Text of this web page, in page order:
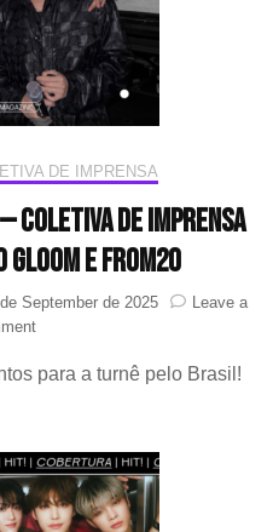
São
Paulo
DE IMPRENSA
Coletiva de imprensa
GLOOM e from20
September de 2025
Leave a
on
os
Coletiva
de
imprensa
para a turnê pelo Brasil!